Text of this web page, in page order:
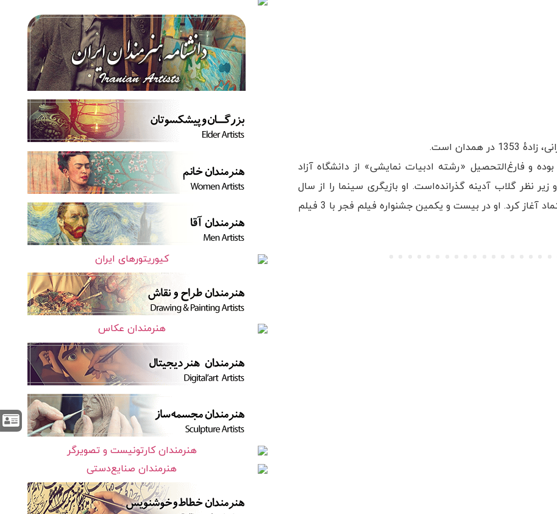
خانم فقیهه سلطانی فرزند آیت الله سلطانی متولد 1353 بوده و فارغ‌التحصیل «رشته ادبیات نمایشی» از دانشگاه آزاد
اسلامی است. سلطانی یک دورهٔ بازیگری را در سال 1371 و زیر نظر گلاب آدینه گذرانده‌است. او بازیگری سینما را از سال
1373 با بازی در فیلم «روسری آبی» ساختهٔ رخشان بنی‌اعتماد آغاز کرد. او در بیست و یکمین جشنواره فیلم فجر با 3 فیلم